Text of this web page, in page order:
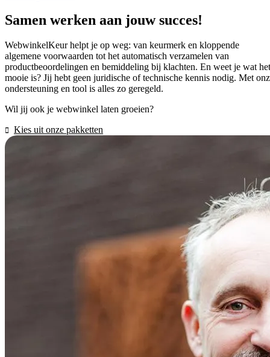
Samen werken aan jouw succes!
WebwinkelKeur helpt je op weg: van keurmerk en kloppende
algemene voorwaarden tot het automatisch verzamelen van
productbeoordelingen en bemiddeling bij klachten. En weet je wat het
mooie is? Jij hebt geen juridische of technische kennis nodig. Met
ondersteuning en tool is alles zo geregeld.
Wil jij ook je webwinkel laten groeien?
Kies uit onze pakketten